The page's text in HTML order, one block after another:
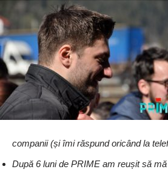
companii (și îmi răspund oricând la
După 6 luni de PRIME am reușit să